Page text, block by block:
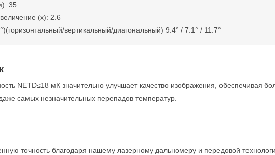
35
(x): 2.6
вертикальный/диагональный) 9.4° / 7.1° / 11.7°
NETD≤18 мК значительно улучшает качество изображения, обеспечивая
самых незначительных перепадов температур.
точность благодаря нашему лазерному дальномеру и передовой